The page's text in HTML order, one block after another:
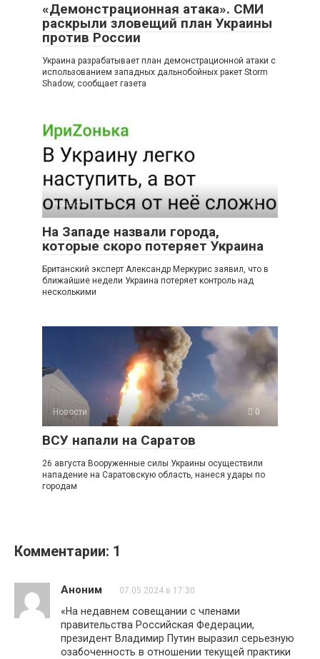
«Демонстрационная атака». СМИ
раскрыли зловещий план Украины
против России
Украина разрабатывает план демонстрационной атаки с
использованием западных дальнобойных ракет Storm
Shadow, сообщает газета
Новости 0
На Западе назвали города,
которые скоро потеряет Украина
Британский эксперт Александр Меркурис заявил, что в
ближайшие недели Украина потеряет контроль над
несколькими
Новости 0
ВСУ напали на Саратов
26 августа Вооруженные силы Украины осуществили
нападение на Саратовскую область, нанеся удары по
городам
Комментарии: 1
Аноним 07.05.2024 в 17:30
«На недавнем совещании с членами
правительства Российская Федерации,
президент Владимир Путин выразил серьезную
озабоченность в отношении текущей практики